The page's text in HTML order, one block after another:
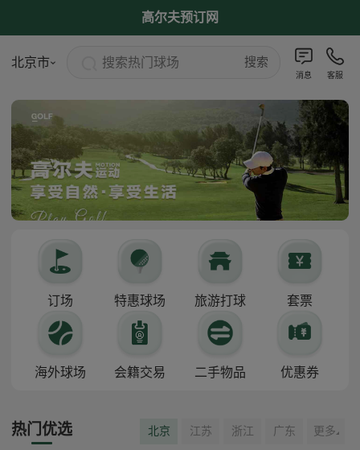
高尔夫预订网
北京市 搜索热门球场 搜索
消息 客服
订场 特惠球场 旅游打球 套票
海外球场 会籍交易 二手物品 优惠券
热门优选 北京 江苏 浙江 广东 更多